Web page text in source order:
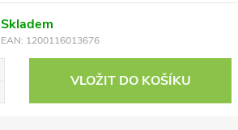
Skladem
EAN: 1200116013676
VLOŽIT DO KOŠÍKU